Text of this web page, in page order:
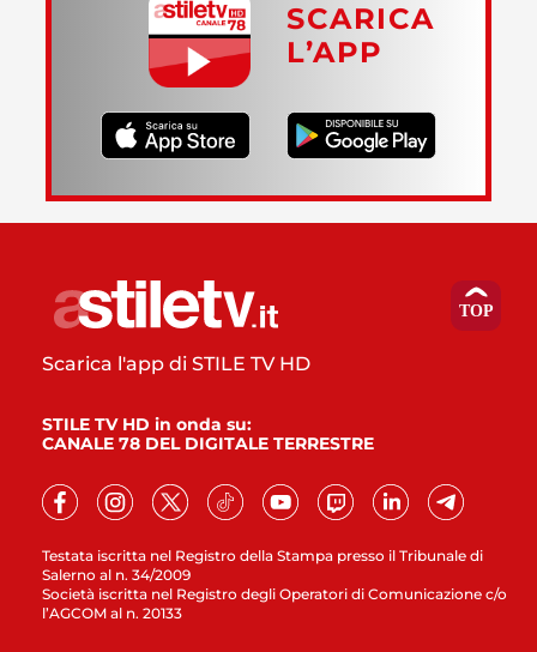
SCARICA
L’APP
Testata iscritta nel Registro della Stampa presso il Tribunale di
Salerno al n. 34/2009
Società iscritta nel Registro degli Operatori di Comunicazione c/o
l’AGCOM al n. 20133
Scarica l'app di STILE TV HD
STILE TV HD in onda su:
CANALE 78 DEL DIGITALE TERRESTRE